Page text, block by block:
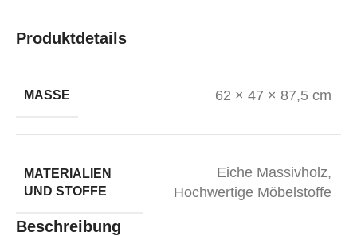
Produktdetails
MASSE 62 × 47 × 87,5 cm
MATERIALIEN
UND STOFFE
Eiche Massivholz,
Hochwertige Möbelstoffe
Beschreibung